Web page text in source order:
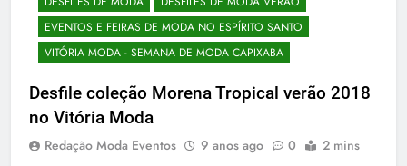
EVENTOS E FEIRAS DE MODA NO ESPÍRITO SANTO
VITÓRIA MODA - SEMANA DE MODA CAPIXABA
Desfile coleção Morena Tropical verão 2018
no Vitória Moda
Redação Moda Eventos 9 anos ago 0 2 mins